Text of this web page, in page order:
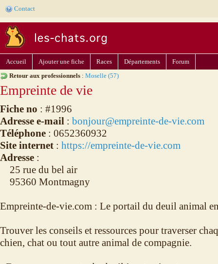
Contact
Accueil Ajouter une fiche Races Départements
Forum
Retour aux professionnels : Moselle (57)
Empreinte de vie
Fiche no : #1996
Adresse e-mail : bonjour@empreinte-de-vie.com
Téléphone : 0652360932
Site internet : https://empreinte-de-vie.com
Adresse :
25 rue du bel air
95360 Montmagny
Empreinte-de-vie.com : Le portail du deuil animal
Trouver les conseils et ressources pour traverser
chien, chat ou tout autre animal de compagnie.